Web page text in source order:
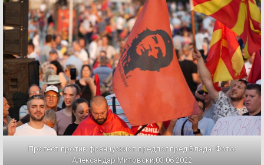
Протест против францускиот предлог пред Влада. Фото:
Александар Митовски,03.06.2022